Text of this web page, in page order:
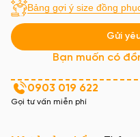
Bảng gợi ý size đồng
Gửi
Bạn muốn có
0903 019 622
Gọi tư vấn miễn phí